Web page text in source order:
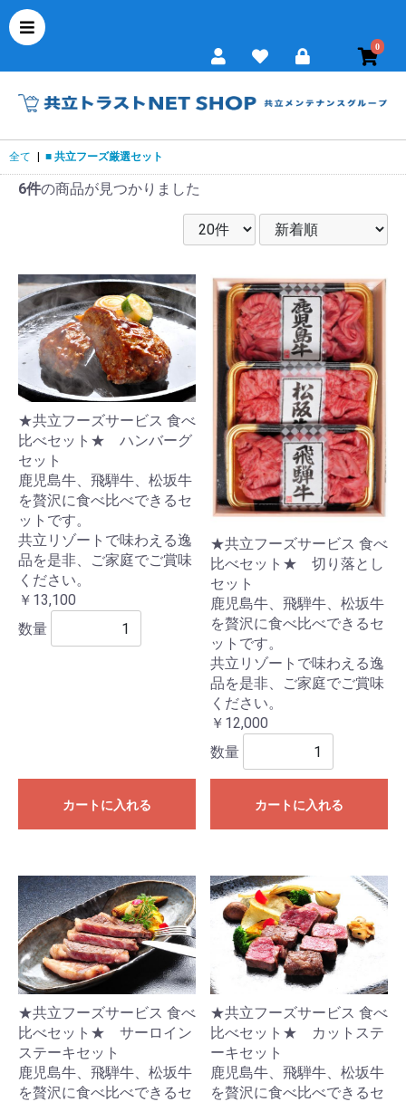
0
全て ■ 共立フーズ厳選セット
6件の商品が見つかりました
★共立フーズサービス 食べ
比べセット★ ハンバーグ
セット
鹿児島牛、飛騨牛、松坂牛
を贅沢に食べ比べできるセ
ットです。
共立リゾートで味わえる逸
品を是非、ご家庭でご賞味
ください。
￥13,100
数量
カートに入れる
★共立フーズサービス 食べ
比べセット★ 切り落とし
セット
鹿児島牛、飛騨牛、松坂牛
を贅沢に食べ比べできるセ
ットです。
共立リゾートで味わえる逸
品を是非、ご家庭でご賞味
ください。
￥12,000
数量
カートに入れる
★共立フーズサービス 食べ
比べセット★ サーロイン
ステーキセット
鹿児島牛、飛騨牛、松坂牛
を贅沢に食べ比べできるセ
★共立フーズサービス 食べ
比べセット★ カットステ
ーキセット
鹿児島牛、飛騨牛、松坂牛
を贅沢に食べ比べできるセ